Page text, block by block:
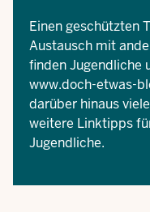
Einen geschützten
Austausch mit
finden Jugendliche
www.doch-etwas-
darüber hinaus
weitere Linktipps
Jugendliche.